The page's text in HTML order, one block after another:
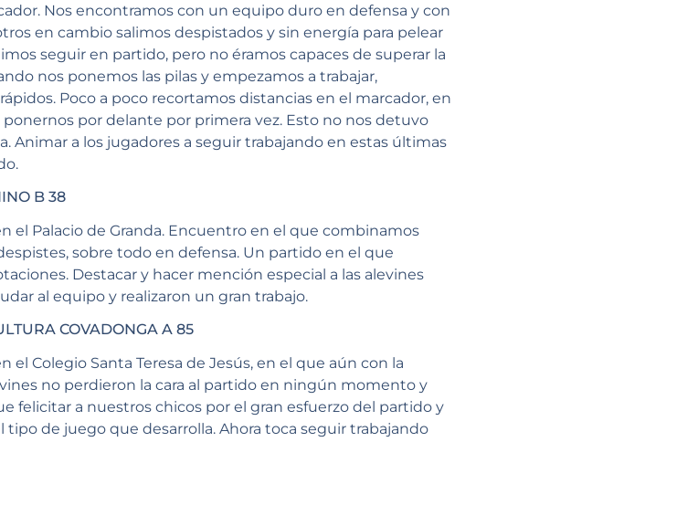
Nos encontramos con un equipo duro en defensa y con
en cambio salimos despistados y sin energía para pelear
seguir en partido, pero no éramos capaces de superar la
nos ponemos las pilas y empezamos a trabajar,
Poco a poco recortamos distancias en el marcador, en
por delante por primera vez. Esto no nos detuvo
Animar a los jugadores a seguir trabajando en estas últimas
B 38
el Palacio de Granda. Encuentro en el que combinamos
sobre todo en defensa. Un partido en el que
Destacar y hacer mención especial a las alevines
al equipo y realizaron un gran trabajo.
COVADONGA A 85
Colegio Santa Teresa de Jesús, en el que aún con la
no perdieron la cara al partido en ningún momento y
felicitar a nuestros chicos por el gran esfuerzo del partido y
de juego que desarrolla. Ahora toca seguir trabajando